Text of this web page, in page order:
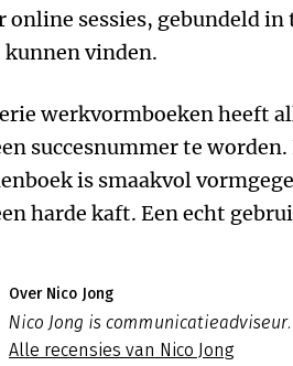
online sessies, gebundeld
kunnen vinden.
werkvormboeken heeft
succesnummer te
is smaakvol
harde kaft. Een echt
Over Nico Jong
Nico Jong is communicatieadviseur.
Alle recensies van Nico Jong